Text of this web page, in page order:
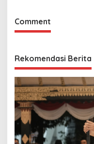
Comment
Rekomendasi Berita